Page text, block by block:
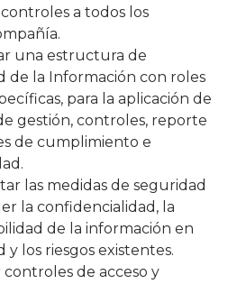
a todos los
una estructura de
de la Información con roles
para la aplicación de
gestión, controles, reporte
de cumplimiento e
las medidas de seguridad
la confidencialidad, la
de la información en
los riesgos existentes.
de acceso y